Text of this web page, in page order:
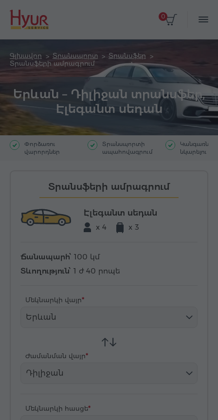
0
Գլխավոր Տրանսպորտ
Տրանսֆեր
Տրանսֆերի ամրագրում
Երևան – Դիլիջան տրանսֆեր,
Էլեգանտ սեդան
Փորձառու
վարորդներ
Տրանսպորտի
ապահովագրում
Կանգառներ`
նկարելու
Տրանսֆերի ամրագրում
Էլեգանտ սեդան
x 4 x 3
Ճանապարհ՝ 100 կմ
Տևողություն՝ 1 ժ 40 րոպե
Մեկնարկի վայր
Երևան
Ժամանման վայր
Դիլիջան
Մեկնարկի հասցե